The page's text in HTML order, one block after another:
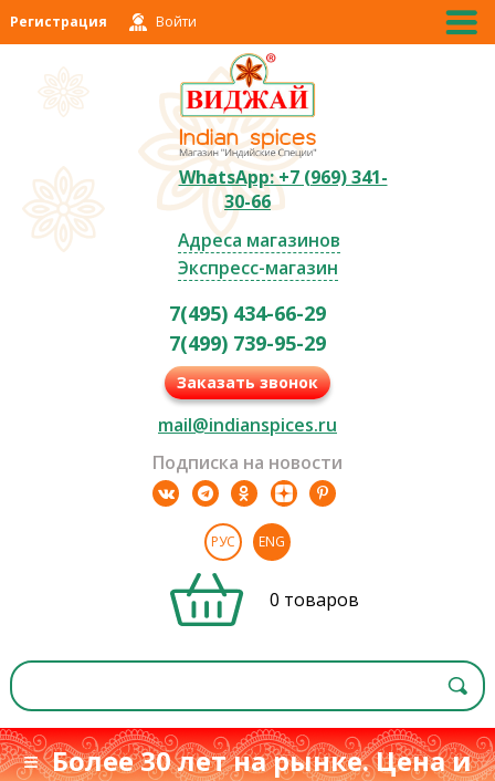
Регистрация Войти
WhatsApp: +7 (969) 341-
30-66
Адреса магазинов
Экспресс-магазин
7(495) 434-66-29
7(499) 739-95-29
Заказать звонок
mail@indianspices.ru
Подписка на новости
РУС ENG
0 товаров
≡ Более 30 лет на рынке. Цена и